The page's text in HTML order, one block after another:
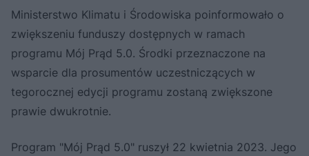
Ministerstwo Klimatu i Środowiska poinformowało o
zwiększeniu funduszy dostępnych w ramach
programu Mój Prąd 5.0. Środki przeznaczone na
wsparcie dla prosumentów uczestniczących w
tegorocznej edycji programu zostaną zwiększone
prawie dwukrotnie.
Program "Mój Prąd 5.0" ruszył 22 kwietnia 2023. Jego